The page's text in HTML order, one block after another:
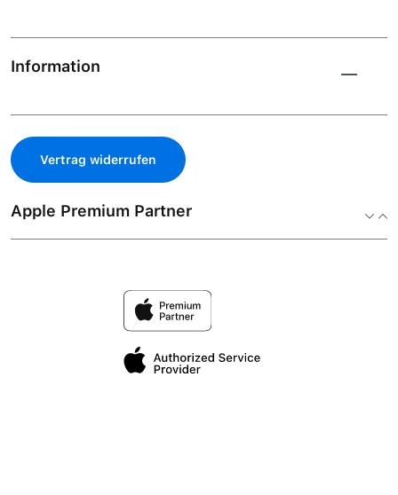
Information
Vertrag widerrufen
Apple Premium Partner